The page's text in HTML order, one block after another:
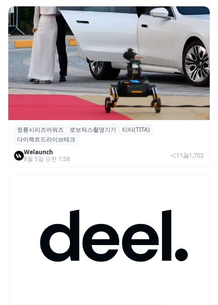
청룡시리즈어워즈 레드카펫에 등장한 바퀴
형 이족 보행 로봇 ‘티타(TITA)’
청룡시리즈어워즈 로보틱스촬영기기
티타(TITA)
다이렉트드라이브테크
Welaunch
8월 5일 오전 1:58
11 1,702